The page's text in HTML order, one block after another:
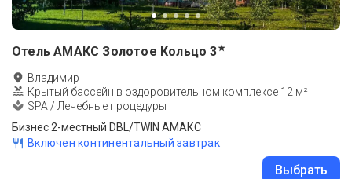
Отель АМАКС Золотое Кольцо 3★
Владимир
Крытый бассейн в оздоровительном комплексе 12 м²
SPA / Лечебные процедуры
Бизнес 2-местный DBL/TWIN АМАКС
Включен континентальный завтрак
Выбрать